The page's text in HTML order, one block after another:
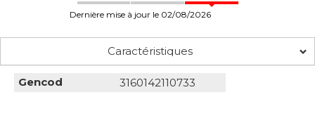
Dernière mise à jour le 02/08/2026
Caractéristiques
Gencod 3160142110733